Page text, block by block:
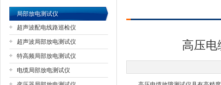
扬州国浩电气有限公司
局部放电测试仪
超声波配电线路巡检仪
超声波局部放电测试仪
特高频局部放电测试仪
电缆局部放电测试仪
高压电